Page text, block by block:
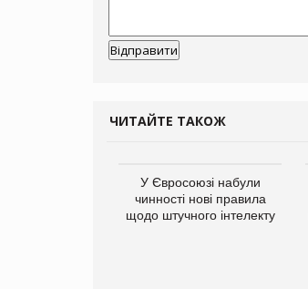
ЧИТАЙТЕ ТАКОЖ
У Євросоюзі набули
чинності нові правила
щодо штучного інтелекту